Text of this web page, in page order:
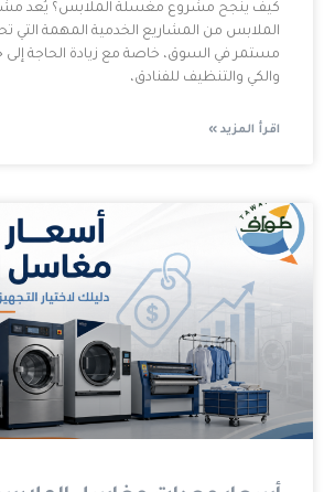
كيف ينجح مشروع مغسلة الملابس؟ يُعد
الملابس من المشاريع الخدمية المهمة
مستمر في السوق، خاصة مع زيادة الحاجة
والكي والتنظيف للفنادق،
اقرأ المزيد »